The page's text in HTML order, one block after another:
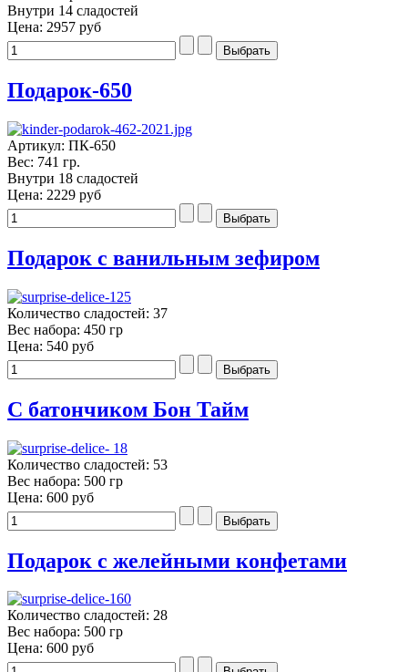
Внутри 14 сладостей
Цена: 2957 руб
Подарок-650
Артикул: ПК-650
Вес: 741 гр.
Внутри 18 сладостей
Цена: 2229 руб
Подарок с ванильным зефиром
Количество сладостей: 37
Вес набора: 450 гр
Цена: 540 руб
С батончиком Бон Тайм
Количество сладостей: 53
Вес набора: 500 гр
Цена: 600 руб
Подарок с желейными конфетами
Количество сладостей: 28
Вес набора: 500 гр
Цена: 600 руб